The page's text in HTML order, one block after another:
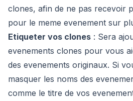
clones, afin de ne pas recevoir
pour le meme evenement sur
Etiqueter vos clones : Sera
evenements clones pour vous
des evenements originaux. Si
masquer les noms des
comme le titre de vos